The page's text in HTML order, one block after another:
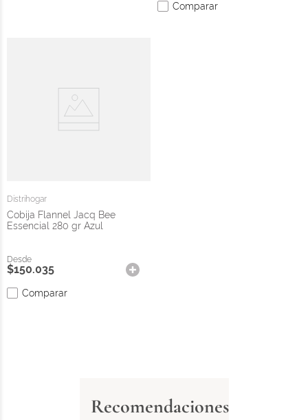
Comparar
Distrihogar
Cobija Flannel Jacq Bee
Essencial 280 gr Azul
$150.035
Comparar
Recomendaciones